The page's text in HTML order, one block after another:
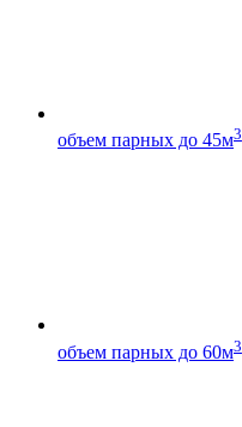
объем парных до 45м3
объем парных до 60м3